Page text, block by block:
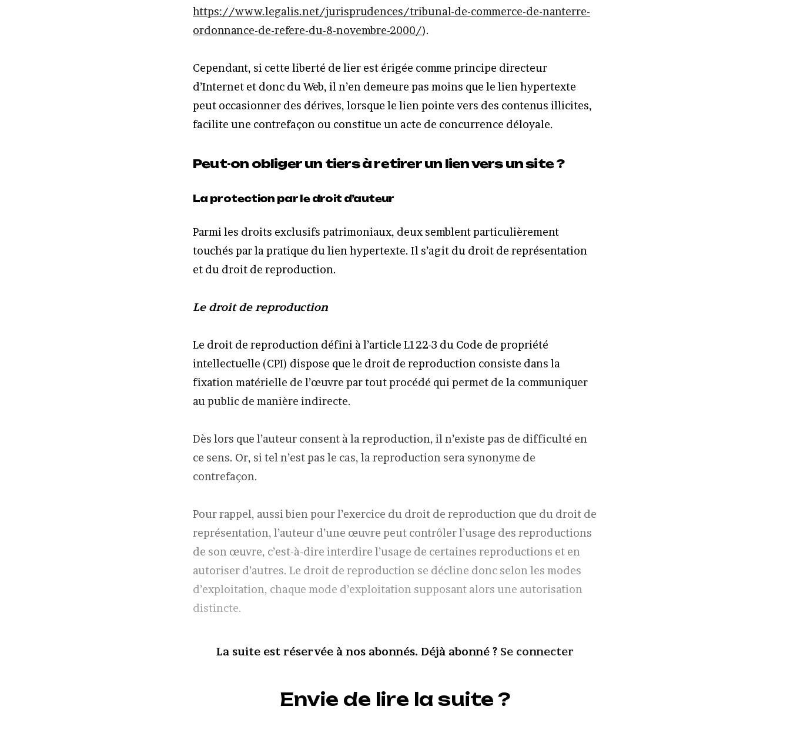
https://www.legalis.net/jurisprudences/tribunal-de-commerce-de-nanterre-
ordonnance-de-refere-du-8-novembre-2000/).
Cependant, si cette liberté de lier est érigée comme principe directeur
d’Internet et donc du Web, il n’en demeure pas moins que le lien hypertexte
peut occasionner des dérives, lorsque le lien pointe vers des contenus illicites,
facilite une contrefaçon ou constitue un acte de concurrence déloyale.
Peut-on obliger un tiers à retirer un lien vers un site ?
La protection par le droit d’auteur
Parmi les droits exclusifs patrimoniaux, deux semblent particulièrement
touchés par la pratique du lien hypertexte. Il s’agit du droit de représentation
et du droit de reproduction.
Le droit de reproduction
Le droit de reproduction défini à l’article L122-3 du Code de propriété
intellectuelle (CPI) dispose que le droit de reproduction consiste dans la
fixation matérielle de l’œuvre par tout procédé qui permet de la communiquer
au public de manière indirecte.
Dès lors que l’auteur consent à la reproduction, il n’existe pas de difficulté en
ce sens. Or, si tel n’est pas le cas, la reproduction sera synonyme de
contrefaçon.
Pour rappel, aussi bien pour l’exercice du droit de reproduction que du droit de
représentation, l’auteur d’une œuvre peut contrôler l’usage des reproductions
de son œuvre, c’est-à-dire interdire l’usage de certaines reproductions et en
autoriser d’autres. Le droit de reproduction se décline donc selon les modes
d’exploitation, chaque mode d’exploitation supposant alors une autorisation
distincte.
La suite est réservée à nos abonnés. Déjà abonné ? Se connecter
Envie de lire la suite ?